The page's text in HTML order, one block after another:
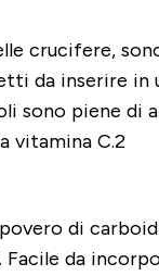
crucifere,
da inserire in
sono piene
vitamina C.2
di
da